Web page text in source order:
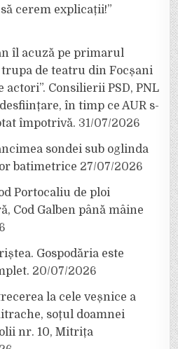
cerem explicații!”
îl acuză pe primarul
de teatru din Focșani
actori”. Consilierii PSD, PNL
în timp ce AUR s-
împotrivă. 31/07/2026
sondei sub oglinda
batimetrice 27/07/2026
Portocaliu de ploi
Cod Galben până mâine
Gospodăria este
20/07/2026
la cele veșnice a
soțul doamnei
nr. 10, Mitrița